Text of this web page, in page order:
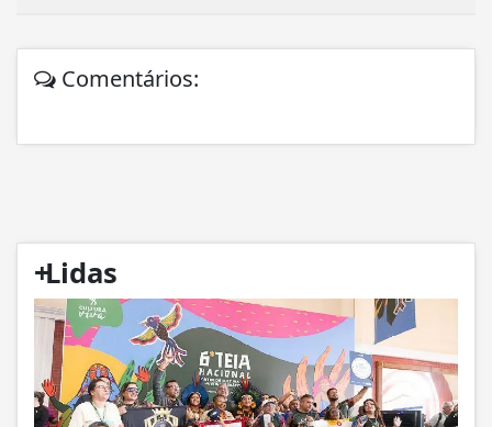
Comentários:
+
Lidas